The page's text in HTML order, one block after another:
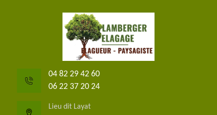
04 82 29 42 60
06 22 37 20 24
Lieu dit Layat